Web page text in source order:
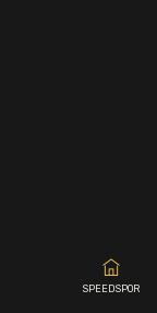
SPEEDSPOR